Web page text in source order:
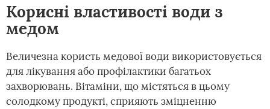
Корисні властивості води з
медом
Величезна користь медової води використовується
для лікування або профілактики багатьох
захворювань. Вітаміни, що містяться в цьому
солодкому продукті, сприяють зміцненню